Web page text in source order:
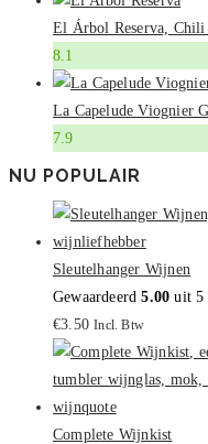
El Árbol Reserva, Chili
8.1
La Capelude Viognier
7.9
NU POPULAIR
Sleutelhanger Wijnen
Gewaardeerd5.00 uit 5
€3.50 Incl. Btw
Complete Wijnkist